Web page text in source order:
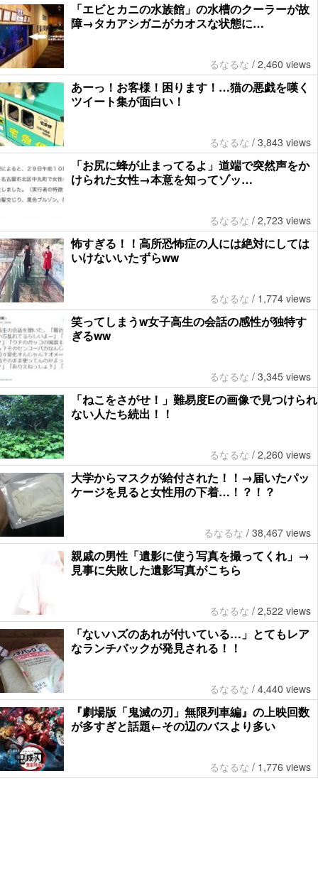
「エビとカニの水族館」の水槽のクーラーが故
障→タカアシガニがカオスな状態に…
るなるな / 2,460 views
あーっ！お客様！困ります！…猫の悪戯を嘆く
ツイート集が面白い！
るなるな / 3,843 views
「お尻に蜂が止まってるよ」道端で突然声をか
けられた女性→本意を知ってゾッ…
るなるな / 2,723 views
怖すぎる！！高所恐怖症の人には絶対にしては
いけないいたずらww
るなるな / 1,774 views
笑ってしまうw女子高生の会話の感性が独特す
ぎるww
るなるな / 3,345 views
「ねこをさがせ！」難易度Eの画像で見つけられ
ない人たち続出！！
るなるな / 2,260 views
大学からマスクが給付された！！→届いたパッ
ケージを見ると女性用の下着…！？！？
るなるな / 38,467 views
親戚の男性「遺影に使う写真を撮ってくれ」→
見事に失敗した遺影写真がこちら
るなるな / 2,522 views
「ないハズのあれが付いている…」とてもレア
なランチパックが発見される！！
るなるな / 4,440 views
『劇場版「鬼滅の刃」無限列車編』の上映回数
が多すぎと話題←その辺のバスより多い
るなるな / 1,776 views